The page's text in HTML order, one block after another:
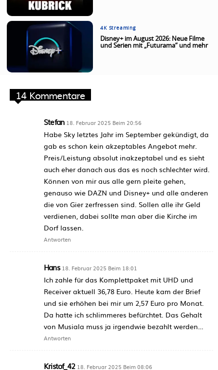
4K Streaming
Disney+ im August 2026: Neue Filme
und Serien mit „Futurama“ und mehr
14 Kommentare
Stefan 18. Februar 2025 Beim 20:56
Habe Sky letztes Jahr im September gekündigt, da
gab es schon kein akzeptables Angebot mehr.
Preis/Leistung absolut inakzeptabel und es sieht
auch eher danach aus das es noch schlechter wird.
Können von mir aus alle gern pleite gehen,
genauso wie DAZN und Disney+ und alle anderen
die von Gier zerfressen sind. Sollen alle ihr Geld
verdienen, dabei sollte man aber die Kirche im
Dorf lassen.
Antworten
Hans 18. Februar 2025 Beim 18:01
Ich zahle für das Komplettpaket mit UHD und
Receiver aktuell 36,78 Euro. Heute kam der Brief
und sie erhöhen bei mir um 2,57 Euro pro Monat.
Da hatte ich schlimmeres befürchtet. Das Gehalt
von Musiala muss ja irgendwie bezahlt werden…
Antworten
Kristof_42 18. Februar 2025 Beim 08:06